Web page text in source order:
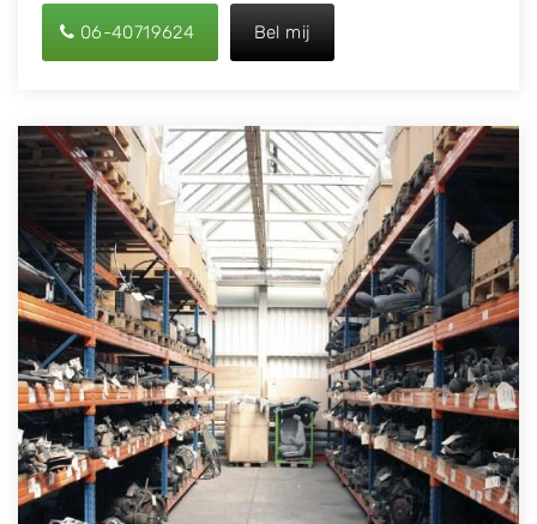
06-40719624 Bel mij